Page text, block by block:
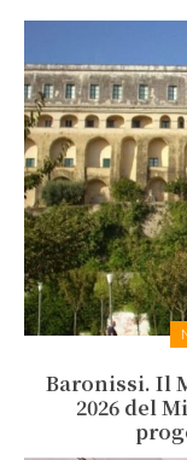
Baronissi. Il
2026 del